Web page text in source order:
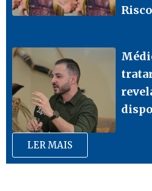
LER MAIS